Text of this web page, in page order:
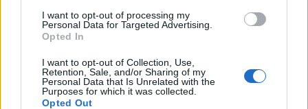
I want to opt-out of processing my
Personal Data for Targeted Advertising.
Opted In
I want to opt-out of Collection, Use,
Retention, Sale, and/or Sharing of my
Personal Data that Is Unrelated with the
Purposes for which it was collected.
Opted Out
PIC.TWITTER.COM/CP36P7X3OI
(@HockeyDaily365)October 12, 2023